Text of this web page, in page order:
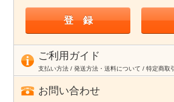
ご利用ガイド
支払い方法 / 発送方法・送料について / 特定商取
お問い合わせ